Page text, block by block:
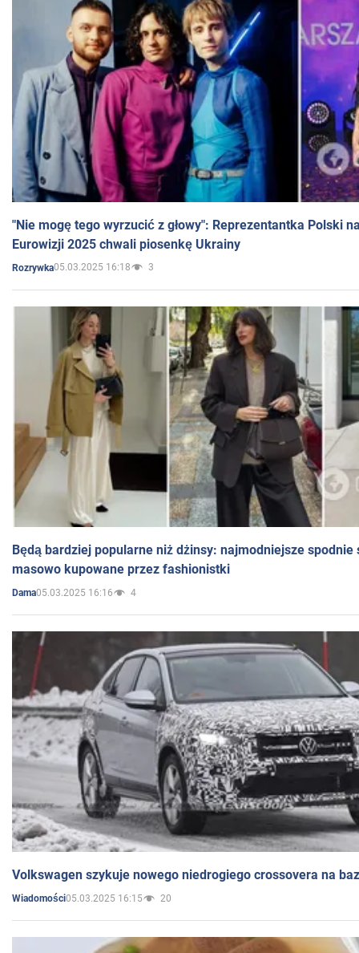
"Nie mogę tego wyrzucić z głowy": Reprezentantka Polski
Eurowizji 2025 chwali piosenkę Ukrainy
Rozrywka05.03.2025 16:18 3
Będą bardziej popularne niż dżinsy: najmodniejsze spodnie
masowo kupowane przez fashionistki
Dama05.03.2025 16:16 4
Volkswagen szykuje nowego niedrogiego crossovera na
Wiadomości05.03.2025 16:15 20